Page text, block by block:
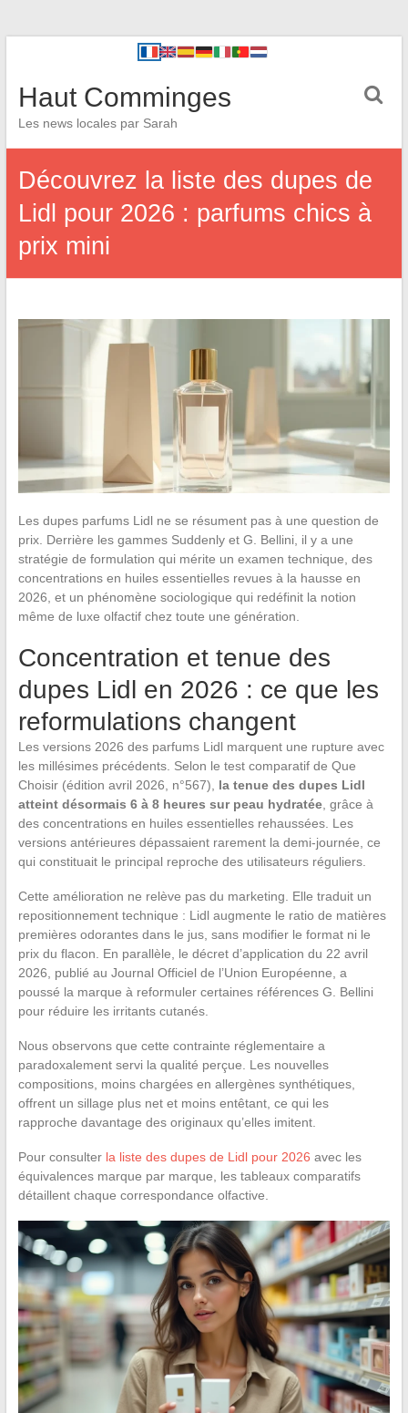
Haut Comminges
Les news locales par Sarah
Découvrez la liste des dupes de
Lidl pour 2026 : parfums chics à
prix mini
Les dupes parfums Lidl ne se résument pas à une question de
prix. Derrière les gammes Suddenly et G. Bellini, il y a une
stratégie de formulation qui mérite un examen technique, des
concentrations en huiles essentielles revues à la hausse en
2026, et un phénomène sociologique qui redéfinit la notion
même de luxe olfactif chez toute une génération.
Concentration et tenue des
dupes Lidl en 2026 : ce que les
reformulations changent
Les versions 2026 des parfums Lidl marquent une rupture avec
les millésimes précédents. Selon le test comparatif de Que
Choisir (édition avril 2026, n°567), la tenue des dupes Lidl
atteint désormais 6 à 8 heures sur peau hydratée, grâce à
des concentrations en huiles essentielles rehaussées. Les
versions antérieures dépassaient rarement la demi-journée, ce
qui constituait le principal reproche des utilisateurs réguliers.
Cette amélioration ne relève pas du marketing. Elle traduit un
repositionnement technique : Lidl augmente le ratio de matières
premières odorantes dans le jus, sans modifier le format ni le
prix du flacon. En parallèle, le décret d’application du 22 avril
2026, publié au Journal Officiel de l’Union Européenne, a
poussé la marque à reformuler certaines références G. Bellini
pour réduire les irritants cutanés.
Nous observons que cette contrainte réglementaire a
paradoxalement servi la qualité perçue. Les nouvelles
compositions, moins chargées en allergènes synthétiques,
offrent un sillage plus net et moins entêtant, ce qui les
rapproche davantage des originaux qu’elles imitent.
Pour consulter la liste des dupes de Lidl pour 2026 avec les
équivalences marque par marque, les tableaux comparatifs
détaillent chaque correspondance olfactive.